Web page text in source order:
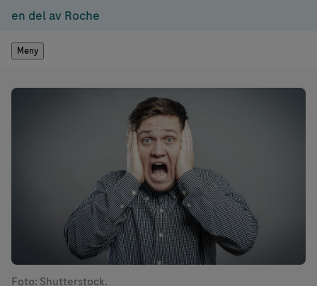
en del av Roche
Meny
Foto: Shutterstock.